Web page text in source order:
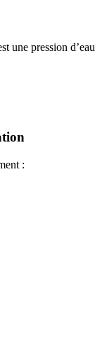
une pression
: